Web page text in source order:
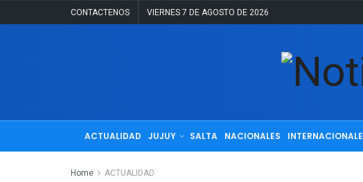
CONTACTENOS VIERNES 7 DE AGOSTO DE 2026
ACTUALIDAD JUJUY SALTA NACIONALES
Home ACTUALIDAD